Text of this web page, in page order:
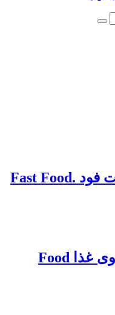
پروژه داوینچی ریزالو فست فود Fast Food.
پروژه پریمیر اسلایدشو منوی غذا Food